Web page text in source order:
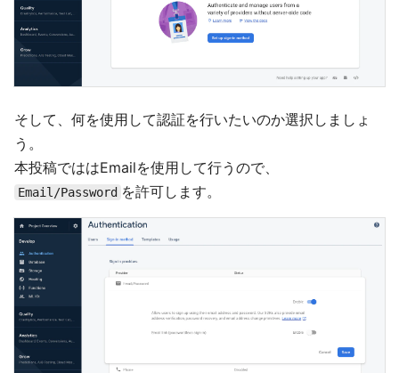
そして、何を使用して認証を行いたいのか選択しましょ
う。
本投稿でははEmailを使用して行うので、
Email/Password を許可します。